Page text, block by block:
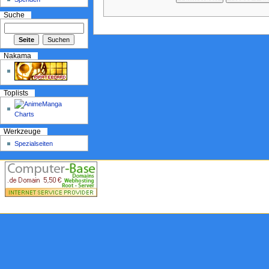
Suche
Nakama
Toplists
Werkzeuge
Spezialseiten